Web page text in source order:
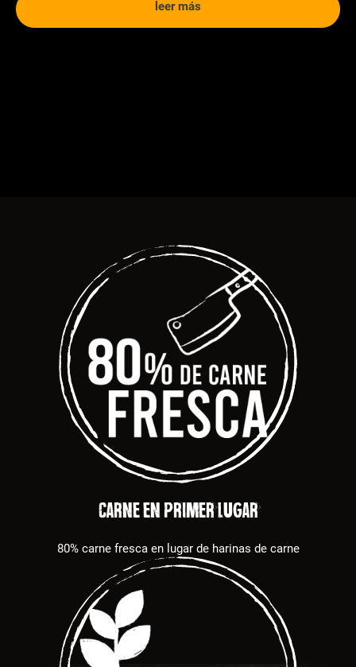
leer más
CARNE EN PRIMER LUGAR
80% carne fresca en lugar de harinas de carne